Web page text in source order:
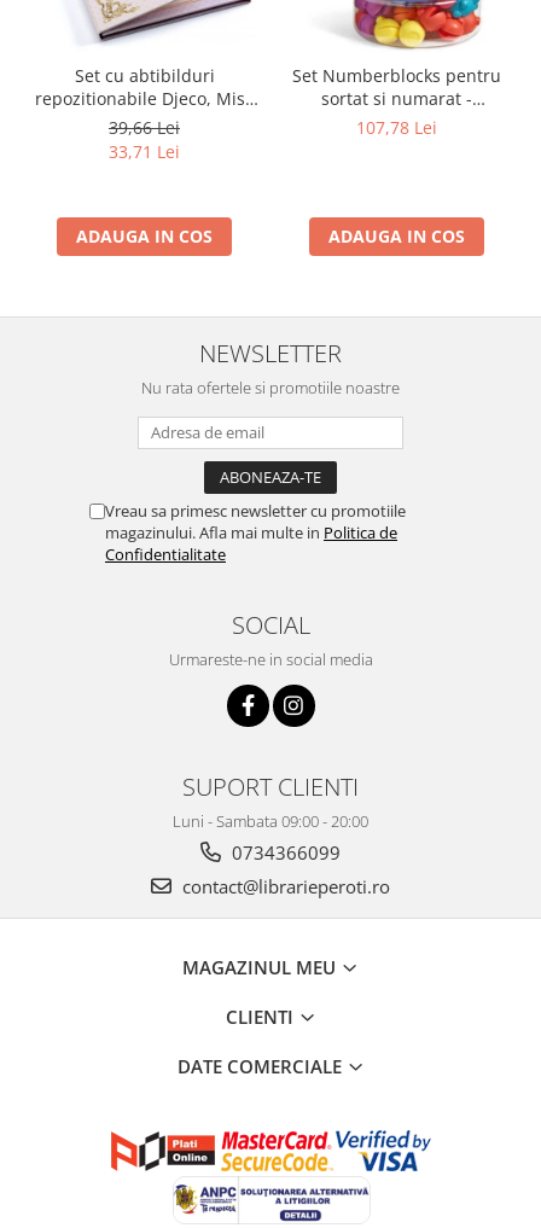
Set cu abtibilduri
repozitionabile Djeco, Miss
Lilyruby
39,66 Lei
33,71 Lei
ADAUGA IN COS
Set Numberblocks pentru
sortat si numarat -
Numberblob
107,78 Lei
ADAUGA IN COS
NEWSLETTER
Nu rata ofertele si promotiile noastre
Vreau sa primesc newsletter cu promotiile
magazinului. Afla mai multe in Politica de
Confidentialitate
SOCIAL
Urmareste-ne in social media
SUPORT CLIENTI
Luni - Sambata 09:00 - 20:00
0734366099
contact@librarieperoti.ro
MAGAZINUL MEU
CLIENTI
DATE COMERCIALE